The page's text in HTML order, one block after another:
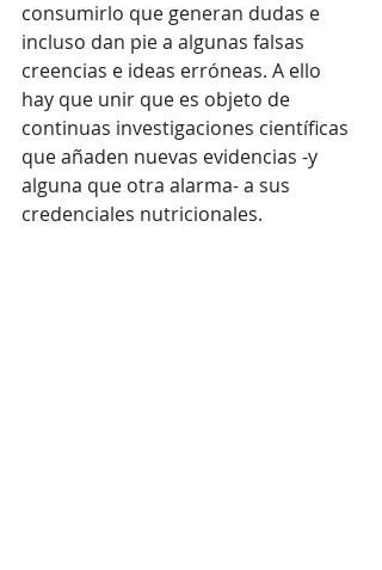
consumirlo que generan dudas e
incluso dan pie a algunas falsas
creencias e ideas erróneas. A ello
hay que unir que es objeto de
continuas investigaciones científicas
que añaden nuevas evidencias -y
alguna que otra alarma- a sus
credenciales nutricionales.